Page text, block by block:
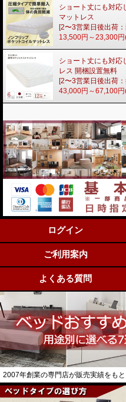
ショート丈にも対応
マットレス
[2〜3営業日後出荷
13,500円～23,300円
ショート丈にも対応
レス 開梱設置無料
[2〜3営業日後出荷
43,000円～67,100円
ログイン
ご利用案内
よくある質問
2007年創業の専門店が販売実績をも